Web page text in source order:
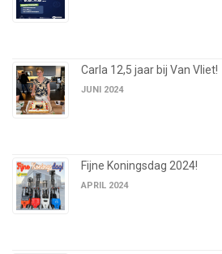
Carla 12,5 jaar bij Van Vliet!
JUNI 2024
Fijne Koningsdag 2024!
APRIL 2024